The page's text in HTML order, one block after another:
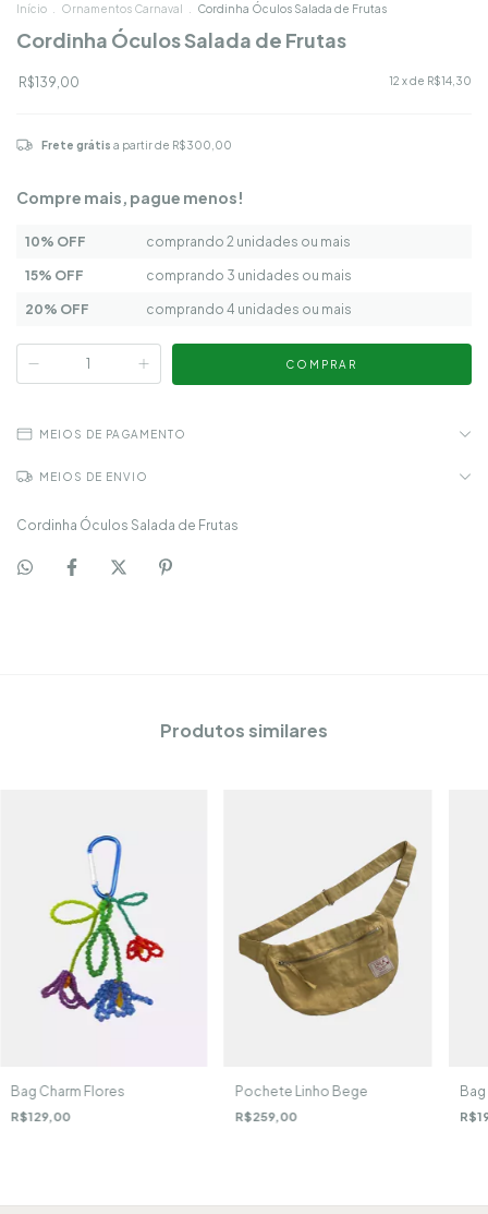
Início Ornamentos Carnaval Cordinha Óculos Salada de Frutas
Cordinha Óculos Salada de Frutas
R$139,00 12 x de R$14,30
Frete grátis a partir de R$300,00
Compre mais, pague menos!
10% OFF comprando 2 unidades ou mais
15% OFF comprando 3 unidades ou mais
20% OFF comprando 4 unidades ou mais
MEIOS DE PAGAMENTO
MEIOS DE ENVIO
Cordinha Óculos Salada de Frutas
Produtos similares
Bag Charm Flores
R$129,00
Pochete Linho Bege
R$259,00